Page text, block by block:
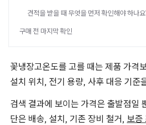
견적을 받을 때 무엇을 먼저 확인해야 하나
구매 전 마지막 확인
꽃냉장고온도를 고를 때는 제품 가격
설치 위치, 전기 용량, 사후 대응 기준
검색 결과에 보이는 가격은 출발점일
단은 배송, 설치, 기존 장비 철거, 보증